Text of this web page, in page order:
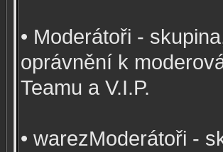
• Moderátoři -
oprávnění k
Teamu a V.I.P.
• warezModerátoři -